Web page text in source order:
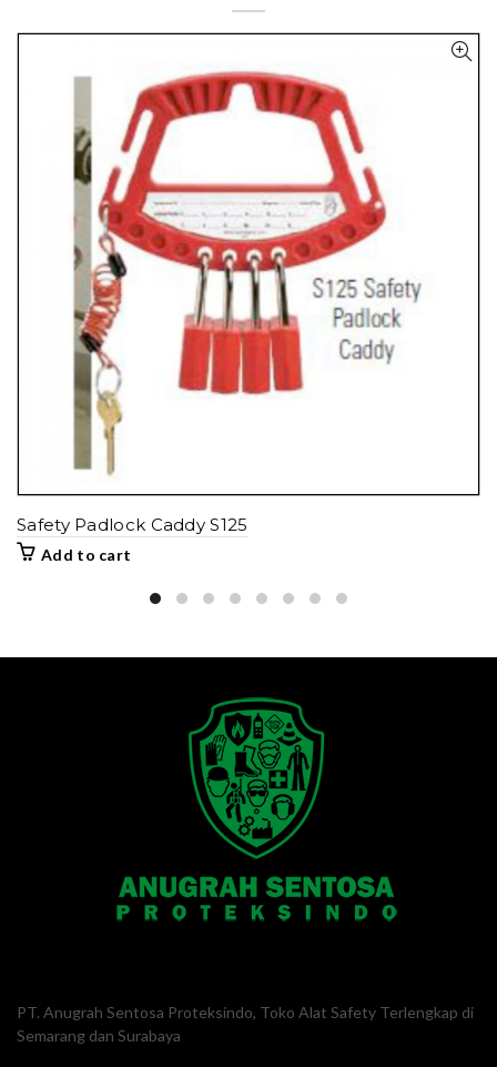
Safety Padlock Caddy S125
Add to cart
PT. Anugrah Sentosa Proteksindo, Toko Alat Safety Terlengkap di
Semarang dan Surabaya